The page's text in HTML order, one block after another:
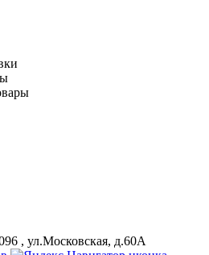
, ул.Московская, д.60А